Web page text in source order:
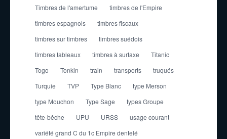
Timbres de l'amertume
timbres de l'Empire
timbres espagnols
timbres fiscaux
timbres sur timbres
timbres suédois
timbres tableaux
timbres à surtaxe
Titanic
Togo
Tonkin train transports
truqués
Turquie
TVP Type Blanc
type Merson
type Mouchon
Type Sage
types Groupe
tête-bêche
UPU URSS
usage courant
variété grand C du 1c Empire dentelé